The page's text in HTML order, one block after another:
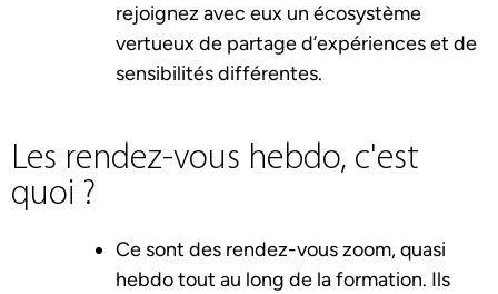
rejoignez avec eux un écosystème
vertueux de partage d’expériences et de
sensibilités différentes.
Les rendez-vous hebdo, c'est
quoi ?
Ce sont des rendez-vous zoom, quasi
hebdo tout au long de la formation. Ils